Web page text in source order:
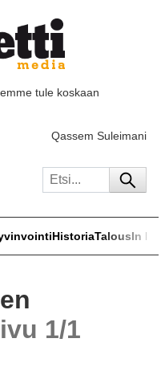
tule koskaan
Qassem Suleimani
HistoriaTalousIn
1/1